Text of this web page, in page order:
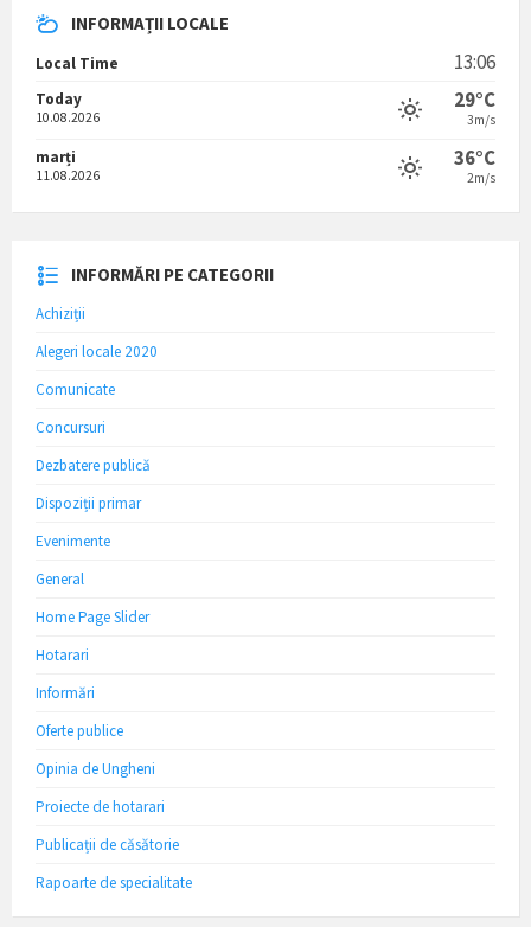
INFORMAȚII LOCALE
Local Time 13:06
Today
10.08.2026
29°C
3m/s
marți
11.08.2026
36°C
2m/s
INFORMĂRI PE CATEGORII
Achiziții
Alegeri locale 2020
Comunicate
Concursuri
Dezbatere publică
Dispoziții primar
Evenimente
General
Home Page Slider
Hotarari
Informări
Oferte publice
Opinia de Ungheni
Proiecte de hotarari
Publicații de căsătorie
Rapoarte de specialitate